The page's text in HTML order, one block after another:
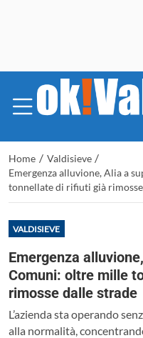
Home / Valdisieve /
Emergenza alluvione, Alia a
tonnellate di rifiuti già
VALDISIEVE
Emergenza
Comuni: oltre mille
rimosse dalle strade
L’azienda sta operando
alla normalità,